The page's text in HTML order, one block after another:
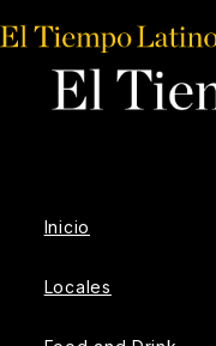
Inicio
Locales